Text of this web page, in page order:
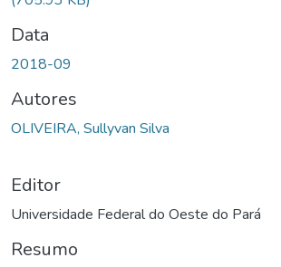
Data
2018-09
Autores
OLIVEIRA, Sullyvan Silva
Editor
Universidade Federal do Oeste do Pará
Resumo